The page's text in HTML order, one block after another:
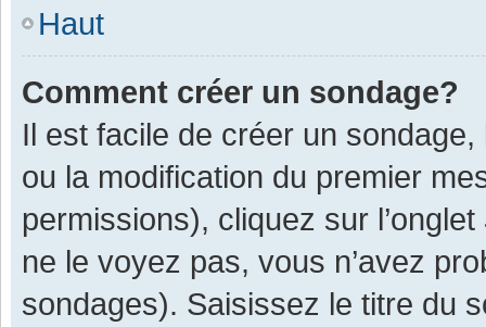
Haut
Comment créer un sondage?
Il est facile de créer un
ou la modification du premier
permissions), cliquez sur l’onglet
ne le voyez pas, vous n’avez
sondages). Saisissez le titre du